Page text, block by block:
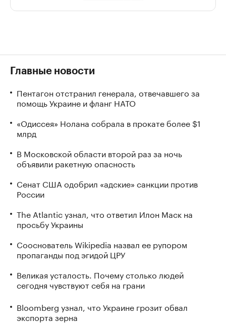
Главные новости
Пентагон отстранил генерала, отвечавшего за
помощь Украине и фланг НАТО
«Одиссея» Нолана собрала в прокате более $1
млрд
В Московской области второй раз за ночь
объявили ракетную опасность
Сенат США одобрил «адские» санкции против
России
The Atlantic узнал, что ответил Илон Маск на
просьбу Украины
Сооснователь Wikipedia назвал ее рупором
пропаганды под эгидой ЦРУ
Великая усталость. Почему столько людей
сегодня чувствуют себя на грани
Bloomberg узнал, что Украине грозит обвал
экспорта зерна